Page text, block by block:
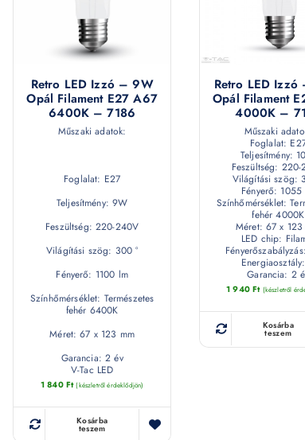
Retro LED Izzó – 9W
Opál Filament E27 A67
6400K – 7186
Műszaki adatok:
Foglalat: E27
Teljesítmény: 9W
Feszültség: 220-240V
Világítási szög: 300 °
Fényerő: 1100 lm
Színhőmérséklet: Természetes
fehér 6400K
Méret: 67 x 123 mm
Garancia: 2 év
V-Tac LED
1 840 Ft (készletről érdeklődjön)
Kosárba
teszem
Retro LED
Opál Filament
4000K –
Műszaki
Foglalat:
Teljesítmény:
Feszültség:
Világítási szög:
Fényerő: 1055
Színhőmérséklet:
fehér 4000K
Méret: 67 x 123
LED chip:
Garancia: 2
1 940Ft (készletről
Kosárba
teszem